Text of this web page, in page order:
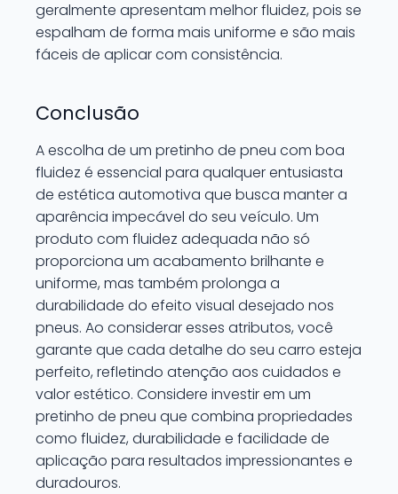
geralmente apresentam melhor fluidez, pois se
espalham de forma mais uniforme e são mais
fáceis de aplicar com consistência.
Conclusão
A escolha de um pretinho de pneu com boa
fluidez é essencial para qualquer entusiasta
de estética automotiva que busca manter a
aparência impecável do seu veículo. Um
produto com fluidez adequada não só
proporciona um acabamento brilhante e
uniforme, mas também prolonga a
durabilidade do efeito visual desejado nos
pneus. Ao considerar esses atributos, você
garante que cada detalhe do seu carro esteja
perfeito, refletindo atenção aos cuidados e
valor estético. Considere investir em um
pretinho de pneu que combina propriedades
como fluidez, durabilidade e facilidade de
aplicação para resultados impressionantes e
duradouros.